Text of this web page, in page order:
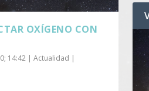
OXÍGENO CON
14:42| Actualidad |